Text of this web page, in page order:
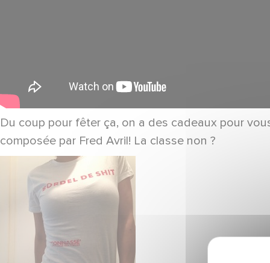
Du coup pour fêter ça, on a des cadeaux pour
composée par Fred Avril! La classe non ?